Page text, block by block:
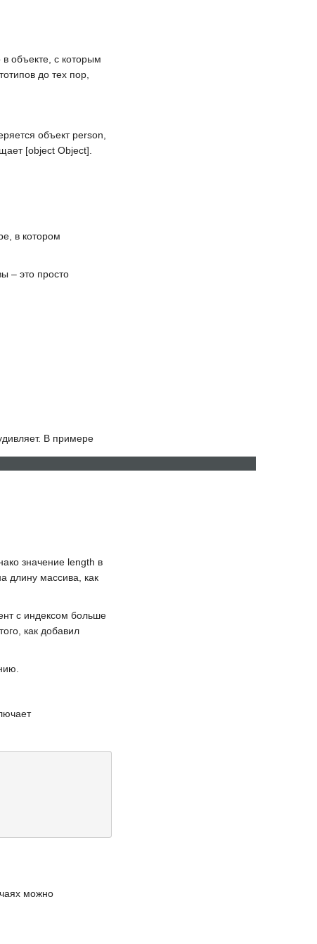
в объекте, с которым
до тех пор,
объект person,
[object Object]
, в котором
– это просто
В примере
значение length в
длину массива, как
с индексом больше
как добавил
можно